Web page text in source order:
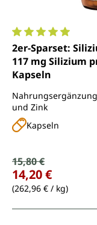
Durchschnittliche
2er-Sparset:
117 mg Silizium
Kapseln
und Zink
Kapseln
Verkaufspreis:
Regulärer Preis:
15,80 €
14,20 €
(262,96 € / kg)